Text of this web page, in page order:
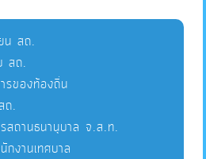
น สถ.
สถ.
รของท้องถิ่น
ถ.
สถานธนานุบาล จ.ส.ท.
งานเทศบาล